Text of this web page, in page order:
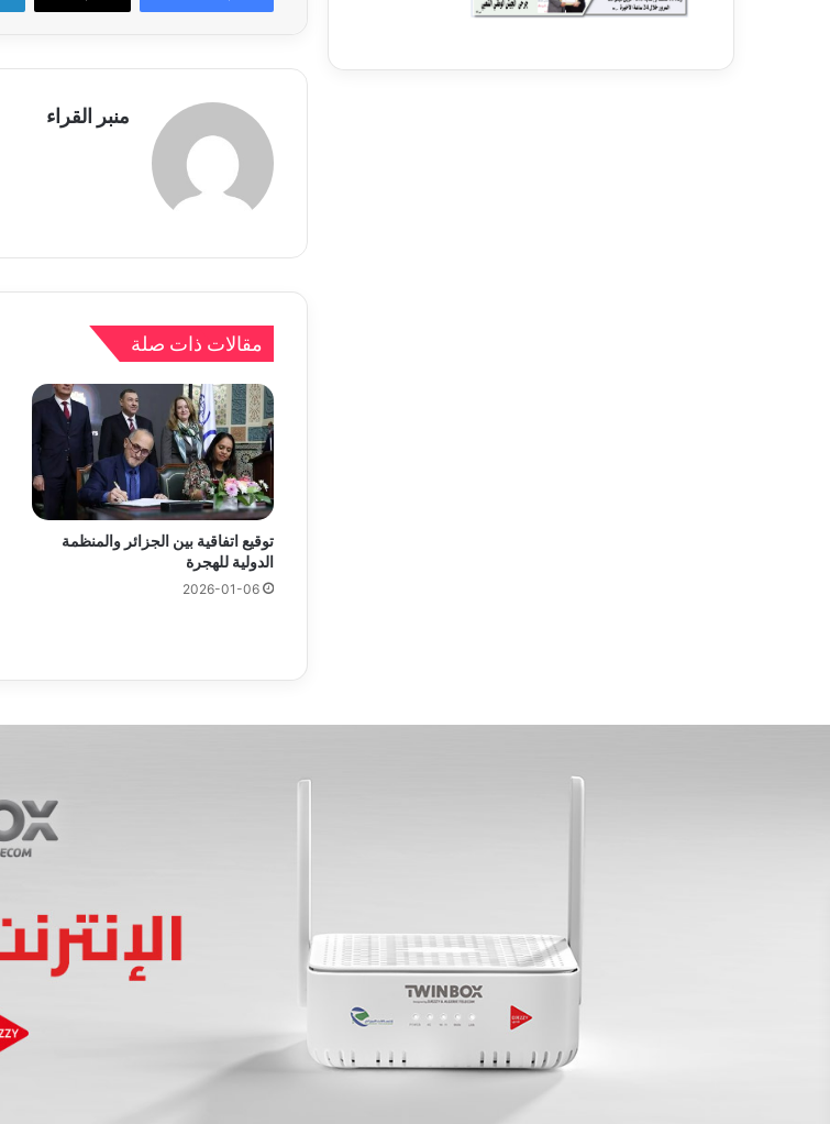
منبر القراء
مقالات ذات صلة
توقيع اتفاقية بين الجزائر والمنظمة
الدولية للهجرة
2026-01-06